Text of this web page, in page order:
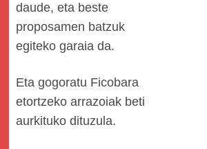
daude, eta beste
proposamen batzuk
egiteko garaia da.
Eta gogoratu Ficobara
etortzeko arrazoiak beti
aurkituko dituzula.